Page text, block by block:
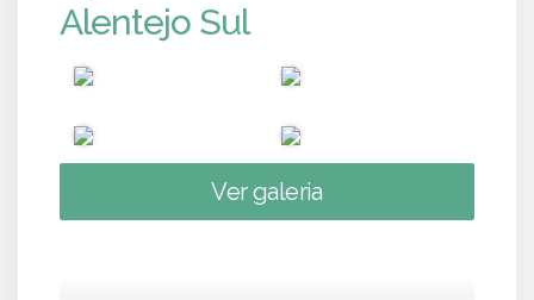
Alentejo Sul
Ver galeria